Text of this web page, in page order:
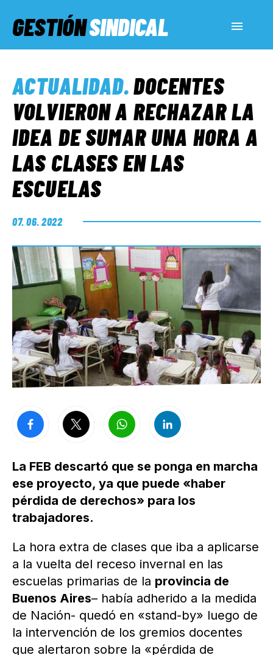
GESTIÓNSINDICAL
SERVICIOS SOCIALES
INFORMES ESPECIALES
FUERA DE MEGÁFONO
EL LADO «G»
ACTUALIDAD.DOCENTES
VOLVIERON A RECHAZAR LA
IDEA DE SUMAR UNA HORA A
LAS CLASES EN LAS
ESCUELAS
07. 06. 2022
La FEB descartó que se ponga en marcha
ese proyecto, ya que puede «haber
pérdida de derechos» para los
trabajadores.
La hora extra de clases que iba a aplicarse
a la vuelta del receso invernal en las
escuelas primarias de la provincia de
Buenos Aires– había adherido a la medida
de Nación- quedó en «stand-by» luego de
la intervención de los gremios docentes
que alertaron sobre la «pérdida de